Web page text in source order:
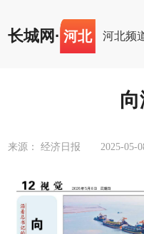
长城网 · 河北 河北频
来源： 经济日报 2025-05-